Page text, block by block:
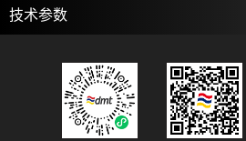
技术参数